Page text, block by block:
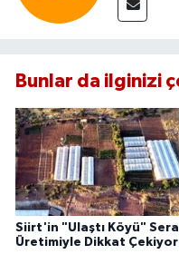
Bunlar da ilginizi
Siirt'in "Ulaştı Köyü" Sera
Üretimiyle Dikkat Çekiyor